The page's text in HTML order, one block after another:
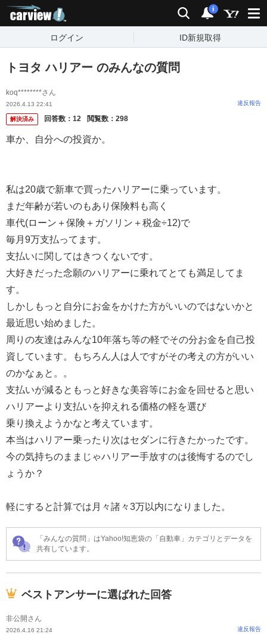
検索 通知
i
ログイン ID新規取得
トヨタ ハリアー のみんなの質問
koq********さん
2026.4.13 22:41 違反報告
解決済み 回答数： 12 閲覧数： 298
車か、自分への投資か。
私は20歳で新車で買ったハリアーに乗っています。
まだ年齢が若いのもあり保険料も高く
車代(ローン＋保険＋ガソリン＋税金÷12)で
毎月9万支払ってます。
支払いに関してはきつくないです。
大好きだった念願のハリアーに乗れてとても満足してま
す。
しかしもっと自分にお金をかけた方がいいのではないかと
最近思い始めました。
周りの友達はみんな10年落ち等の軽でその分お金を自己投
資しています。もちろん人は人ですがその考えの方がいい
のかなぁと。。
支払いが減るともっと好きな美容等にお金を回せると思い
ハリアーより支払いを抑えれる価格の軽を選び
乗り換えようかなと考えています。
本当はハリアー乗ったり次はセダンに行きたかったです。
今の気持ちのままじゃハリアー手放すのは後悔するのでし
ょうか？
軽にすると計算では月々諸々3万以内になりました。
「みんなの質問」はYahoo!知恵袋の「自動車」カテゴリとデータを
共有しています。
ベストアンサーに選ばれた回答
非公開さん
2026.4.16 21:24 違反報告